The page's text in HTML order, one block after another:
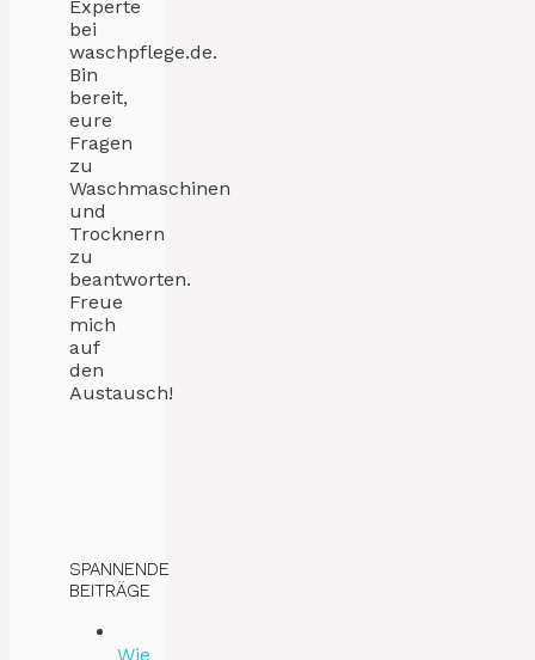
Experte
bei
waschpflege.de.
Bin
bereit,
eure
Fragen
zu
Waschmaschinen
und
Trocknern
zu
beantworten.
Freue
mich
auf
den
Austausch!
SPANNENDE
BEITRÄGE
Wie